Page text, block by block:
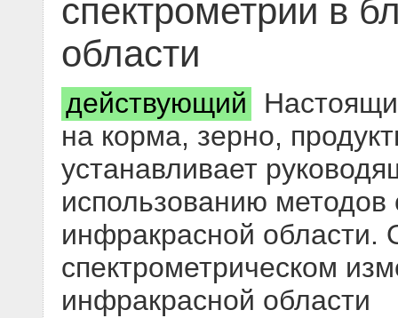
спектрометрии в
области
действующий
на корма, зерно,
устанавливает
использованию методов
инфракрасной области.
спектрометрическом
инфракрасной области